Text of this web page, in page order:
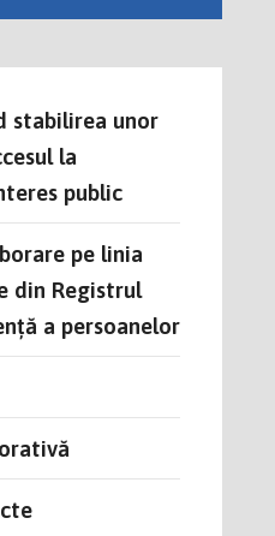
stabilirea unor
la
public
pe linia
din Registrul
a persoanelor